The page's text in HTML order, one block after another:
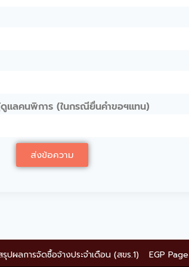
แลคนพิการ (ในกรณียื่นคำขอฯแทน)
ส่งข้อความ
รุปผลการจัดซื้อจ้างประจำเดือน (สขร.1) EGP Page